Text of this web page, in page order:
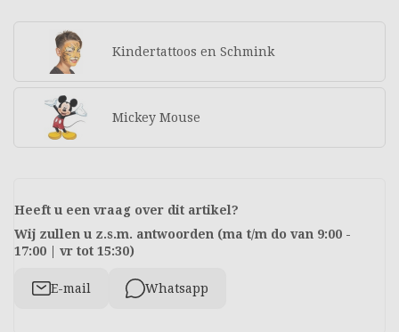
Kindertattoos en Schmink
Mickey Mouse
Heeft u een vraag over dit artikel?
Wij zullen u z.s.m. antwoorden (ma t/m do van 9:00 -
17:00 | vr tot 15:30)
E-mail Whatsapp